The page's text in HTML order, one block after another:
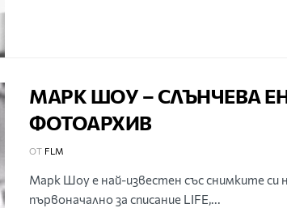
МАРК ШОУ – СЛЪНЧЕВА
ФОТОАРХИВ
ОТ FLM
Марк Шоу е най-известен със снимките
първоначално за списание LIFE,...